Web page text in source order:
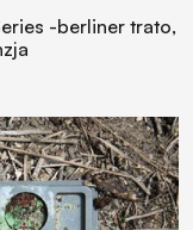
-berliner trato,